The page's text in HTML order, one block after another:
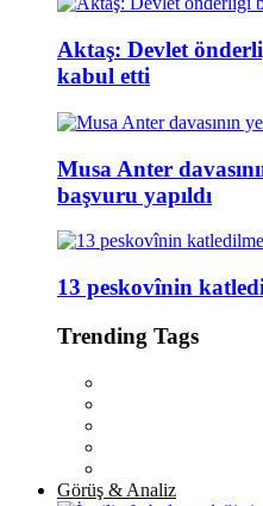
Aktaş: Devlet
kabul etti
Musa Anter
başvuru yapıldı
13 peskovînin
Trending Tags
Görüş & Analiz